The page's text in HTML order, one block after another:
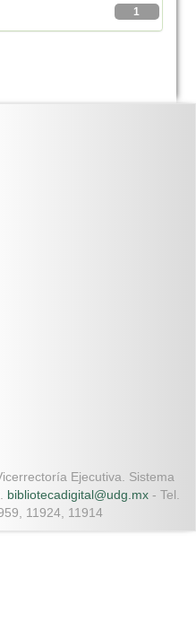
1
Ejecutiva. Sistema
bibliotecadigital@udg.mx - Tel.
11924, 11914